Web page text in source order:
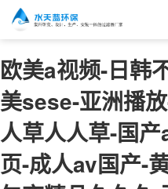
欧美a视频-日韩
美sese-亚洲播
人草人人草-国
页-成人av国产-